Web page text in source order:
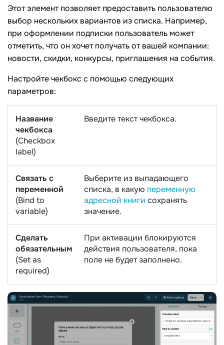
Этот элемент позволяет предоставить пользователю
выбор нескольких вариантов из списка. Например,
при оформлении подписки пользователь может
отметить, что он хочет получать от вашей компании:
новости, скидки, конкурсы, приглашения на события.
Настройте чекбокс с помощью следующих
параметров:
Название
чекбокса
(Checkbox
label)
Введите текст чекбокса.
Связать с
переменной
(Bind to
variable)
Выберите из выпадающего
списка, в какую переменную
адресной книги сохранять
значение.
Сделать
обязательным
(Set as
required)
При активации блокируются
действия пользователя, пока
поле не будет заполнено.